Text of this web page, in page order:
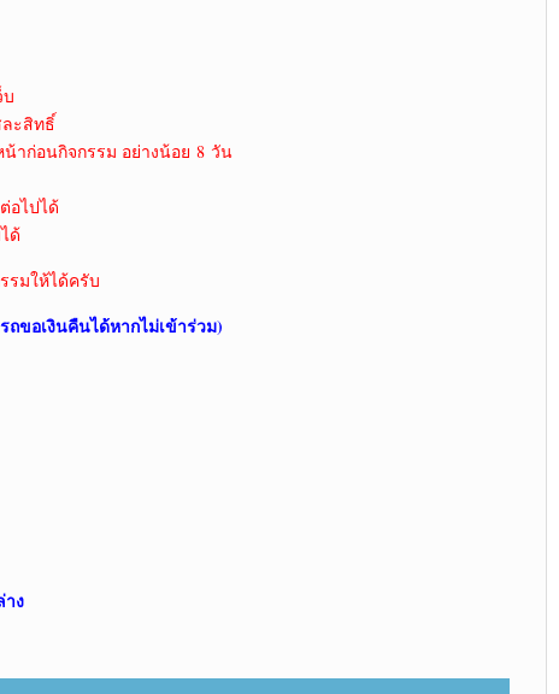
ละสิทธิ์
าก่อนกิจกรรม อย่างน้อย 8 วัน
อไปได้
ด้
รมให้ได้ครับ
ถขอเงินคืนได้หากไม่เข้าร่วม)
ง